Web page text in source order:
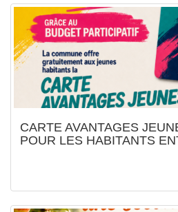
CARTE AVANTAGES
POUR LES HABITANTS